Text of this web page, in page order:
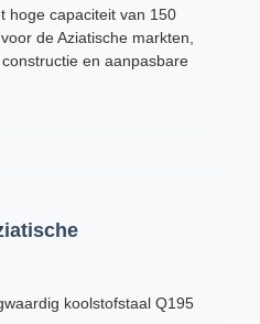
hoge capaciteit van 150
de Aziatische markten,
en aanpasbare
koolstofstaal Q195